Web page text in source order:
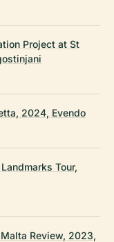
Project at St
2024, Evendo
Tour,
Review, 2023,